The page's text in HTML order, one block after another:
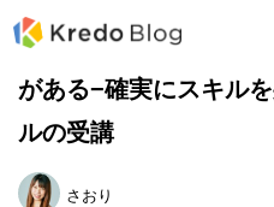
プログラミングの独学
がある−確実にスキル
ルの受講
さおり